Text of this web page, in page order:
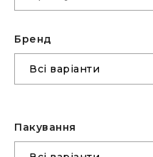
Бренд
Пакування